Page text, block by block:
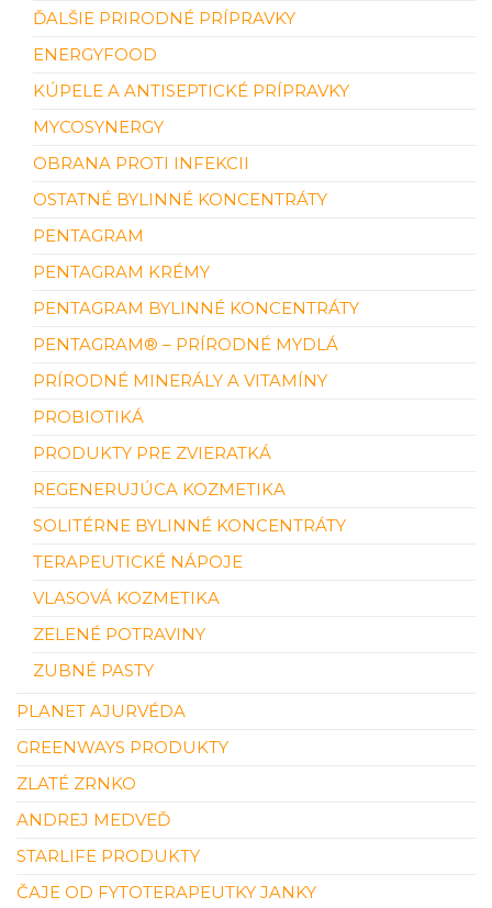
ĎALŠIE PRIRODNÉ PRÍPRAVKY
ENERGYFOOD
KÚPELE A ANTISEPTICKÉ PRÍPRAVKY
MYCOSYNERGY
OBRANA PROTI INFEKCII
OSTATNÉ BYLINNÉ KONCENTRÁTY
PENTAGRAM
PENTAGRAM KRÉMY
PENTAGRAM BYLINNÉ KONCENTRÁTY
PENTAGRAM® – PRÍRODNÉ MYDLÁ
PRÍRODNÉ MINERÁLY A VITAMÍNY
PROBIOTIKÁ
PRODUKTY PRE ZVIERATKÁ
REGENERUJÚCA KOZMETIKA
SOLITÉRNE BYLINNÉ KONCENTRÁTY
TERAPEUTICKÉ NÁPOJE
VLASOVÁ KOZMETIKA
ZELENÉ POTRAVINY
ZUBNÉ PASTY
PLANET AJURVÉDA
GREENWAYS PRODUKTY
ZLATÉ ZRNKO
ANDREJ MEDVEĎ
STARLIFE PRODUKTY
ČAJE OD FYTOTERAPEUTKY JANKY